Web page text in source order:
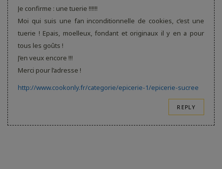
Je confirme : une tuerie !!!!!!
Moi qui suis une fan inconditionnelle de cookies, c’est une
tuerie ! Epais, moelleux, fondant et originaux il y en a pour
tous les goûts !
J’en veux encore !!!
Merci pour l’adresse !
http://www.cookonly.fr/categorie/epicerie-1/epicerie-sucree
REPLY